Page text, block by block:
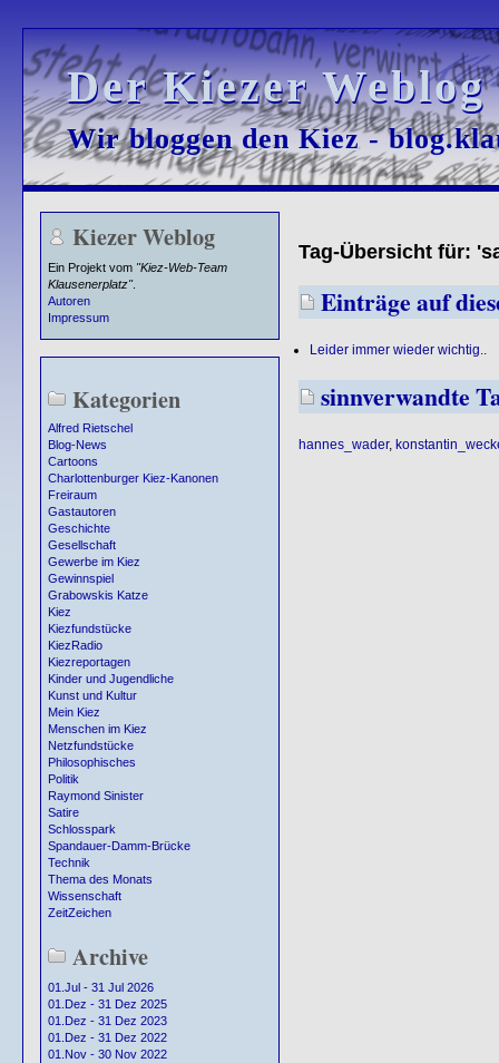
Der Kiezer
Der Kiezer
Wir bloggen den Kiez -
Wir bloggen den Kiez -
Kiezer Weblog
Ein Projekt vom "Kiez-Web-Team
Klausenerplatz".
Autoren
Impressum
Kategorien
Alfred Rietschel
Blog-News
Cartoons
Charlottenburger Kiez-Kanonen
Freiraum
Gastautoren
Geschichte
Gesellschaft
Gewerbe im Kiez
Gewinnspiel
Grabowskis Katze
Kiez
Kiezfundstücke
KiezRadio
Kiezreportagen
Kinder und Jugendliche
Kunst und Kultur
Mein Kiez
Menschen im Kiez
Netzfundstücke
Philosophisches
Politik
Raymond Sinister
Satire
Schlosspark
Spandauer-Damm-Brücke
Technik
Thema des Monats
Wissenschaft
ZeitZeichen
Archive
01.Jul - 31 Jul 2026
01.Dez - 31 Dez 2025
01.Dez - 31 Dez 2023
01.Dez - 31 Dez 2022
01.Nov - 30 Nov 2022
Tag-Übersicht für:
Einträge auf
Leider immer wieder wichtig..
sinnverwandte
hannes_wader,